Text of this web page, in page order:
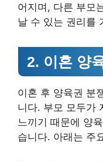
어지며, 다른 부모
날 수 있는 권리를
2. 이혼 양
이혼 후 양육권 분
니다. 부모 모두가
느끼기 때문에 양
습니다. 아래는 주